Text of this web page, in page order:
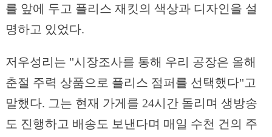
를 앞에 두고 플리스 재킷의 색상과 디자인을 설
명하고 있었다.
저우성리는 "시장조사를 통해 우리 공장은 올해
춘절 주력 상품으로 플리스 점퍼를 선택했다"고
말했다. 그는 현재 가게를 24시간 돌리며 생방송
도 진행하고 배송도 보낸다며 매일 수천 건의 주